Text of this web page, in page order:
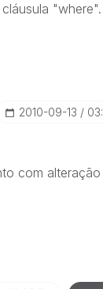
"where".
‎2010-09-13
com